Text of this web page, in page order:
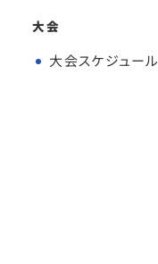
大会
大会スケジュー